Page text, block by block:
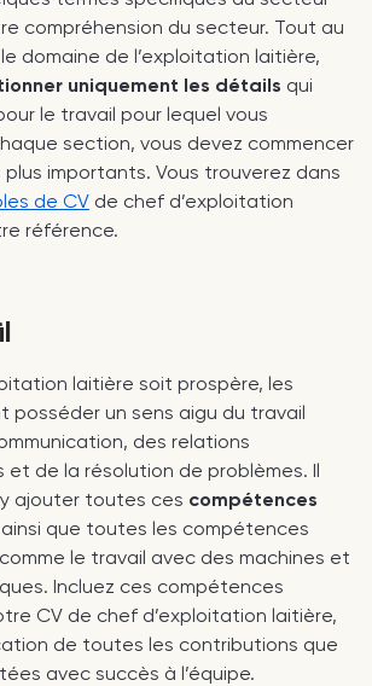
compréhension du secteur. Tout au
domaine de l’exploitation laitière,
uniquement les détails qui
le travail pour lequel vous
section, vous devez commencer
importants. Vous trouverez dans
de CV de chef d’exploitation
référence.
laitière soit prospère, les
posséder un sens aigu du travail
des relations
et de la résolution de problèmes. Il
ajouter toutes ces compétences
ainsi que toutes les compétences
le travail avec des machines et
Incluez ces compétences
CV de chef d’exploitation laitière,
de toutes les contributions que
avec succès à l’équipe.